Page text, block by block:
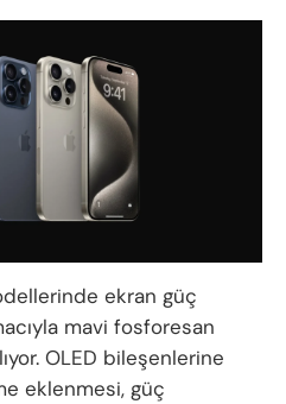
ekran güç
mavi fosforesan
OLED bileşenlerine
eklenmesi, güç